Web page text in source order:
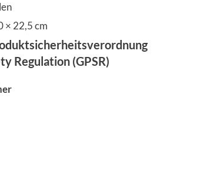
× 22,5 cm
Regulation (GPSR)